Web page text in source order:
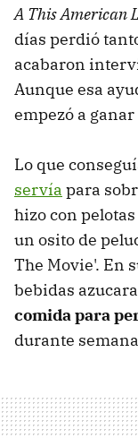
A This American
días perdió
acabaron
Aunque esa
empezó a
Lo que
servía para
hizo con
un osito de
The Movie'. En
bebidas
comida para
durante